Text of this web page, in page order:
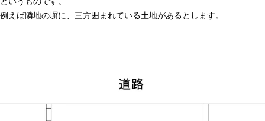
例えば隣地の塀に、三方囲まれている土地があるとします。